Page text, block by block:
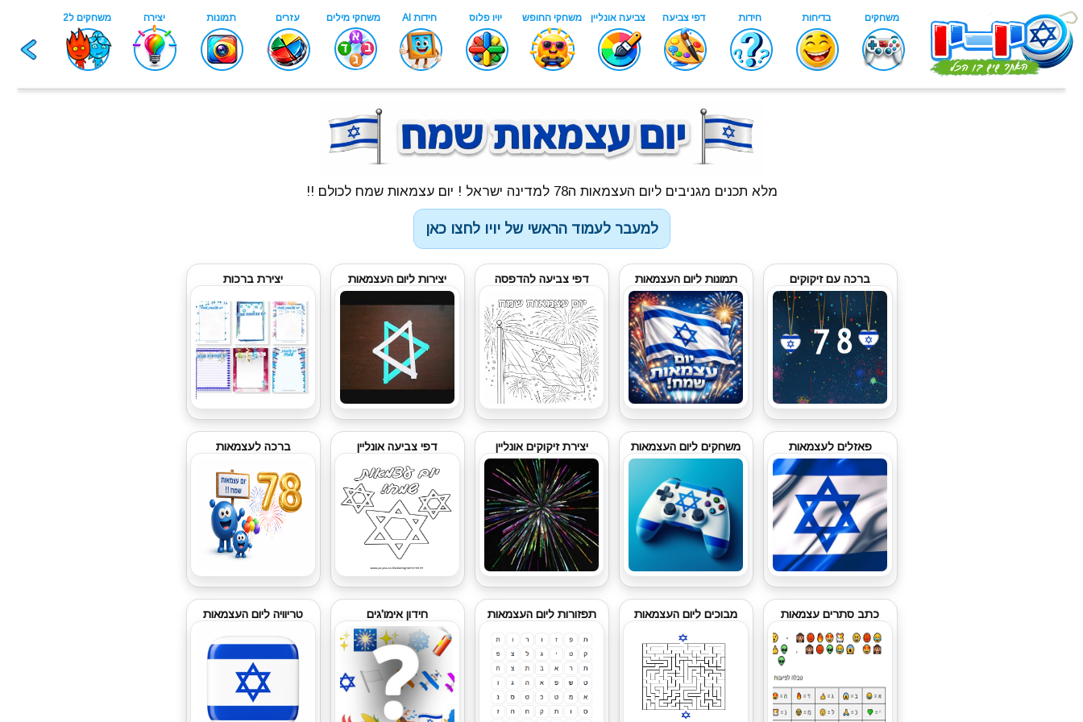
מלא תכנים מגניבים ליום העצמאות ה78 למדינה ישראל ! יום עצמאות שמח לכולם !!
למעבר לעמוד הראשי של יויו לחצו כאן
ברכה עם זיקוקים תמונות ליום העצמאות דפי צביעה להדפסה יצירות ליום העצמאות יצירת ברכות
פאזלים לעצמאות משחקים ליום העצמאות יצירת זיקוקים אונליין דפי צביעה אונליין ברכה לעצמאות
כתב סתרים עצמאות מבוכים ליום העצמאות תפזורות ליום העצמאות חידון אימו'גים טריוויה ליום העצמאות